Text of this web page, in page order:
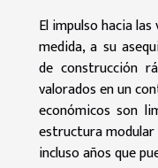
El impulso hacia
medida, a su
de construcción
valorados en un
económicos son
estructura modular
incluso años que